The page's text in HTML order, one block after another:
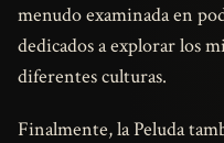
menudo examinada en
dedicados a explorar los
diferentes culturas.
Finalmente, la Peluda